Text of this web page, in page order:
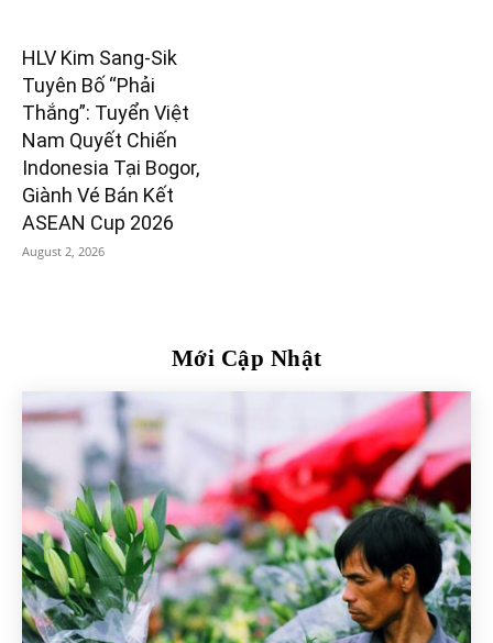
HLV Kim Sang-Sik
Tuyên Bố “Phải
Thắng”: Tuyển Việt
Nam Quyết Chiến
Indonesia Tại Bogor,
Giành Vé Bán Kết
ASEAN Cup 2026
August 2, 2026
Mới Cập Nhật